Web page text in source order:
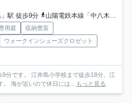
駅 徒歩9分
山陽電鉄本線「中八木」駅 徒歩14分
用庭
収納豊富
ウォークインシューズクロゼット
分です。 江井島小学校まで徒歩18分、江
。 海が近いので休日には... もっと見る